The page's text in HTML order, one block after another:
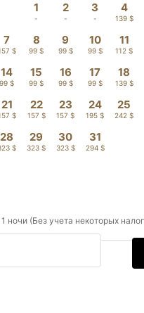
1
-
2
-
3
-
4
139 $
7
$
8
99 $
9
99 $
10
99 $
11
112 $
14
99 $
15
99 $
16
99 $
17
99 $
18
139 $
21
$
22
157 $
23
157 $
24
195 $
25
242 $
28
$
29
323 $
30
323 $
31
294 $
ночи (Без учета некоторых